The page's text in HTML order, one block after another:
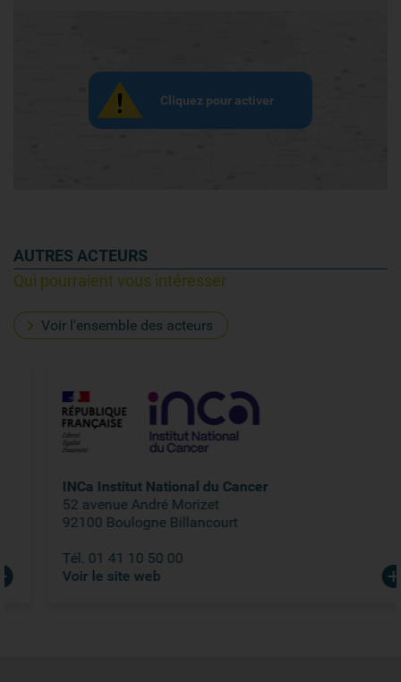
Cliquez pour activer
AUTRES ACTEURS
Qui pourraient vous intéresser
Voir l'ensemble des acteurs
INCa Institut National du Cancer
52 avenue André Morizet
92100 Boulogne Billancourt
Tél. 01 41 10 50 00
Voir le site web